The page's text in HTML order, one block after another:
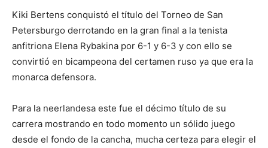
Kiki Bertens conquistó el título del Torneo de San
Petersburgo derrotando en la gran final a la tenista
anfitriona Elena Rybakina por 6-1 y 6-3 y con ello se
convirtió en bicampeona del certamen ruso ya que era la
monarca defensora.
Para la neerlandesa este fue el décimo título de su
carrera mostrando en todo momento un sólido juego
desde el fondo de la cancha, mucha certeza para elegir el